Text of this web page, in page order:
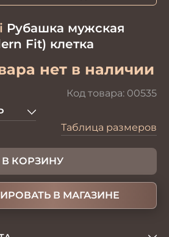
Рубашка мужская
Fit) клетка
нет в наличии
Код товара: 00535
Таблица размеров
В КОРЗИНУ
В МАГАЗИНЕ